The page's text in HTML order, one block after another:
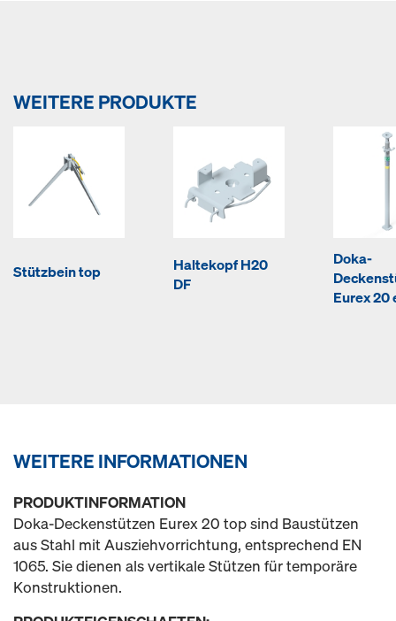
WEITERE PRODUKTE
Stützbein top
Haltekopf H20
DF
Doka-
Eurex 20
WEITERE INFORMATIONEN
PRODUKTINFORMATION
Doka-Deckenstützen Eurex 20 top sind Baustützen
aus Stahl mit Ausziehvorrichtung, entsprechend EN
1065. Sie dienen als vertikale Stützen für temporäre
Konstruktionen.